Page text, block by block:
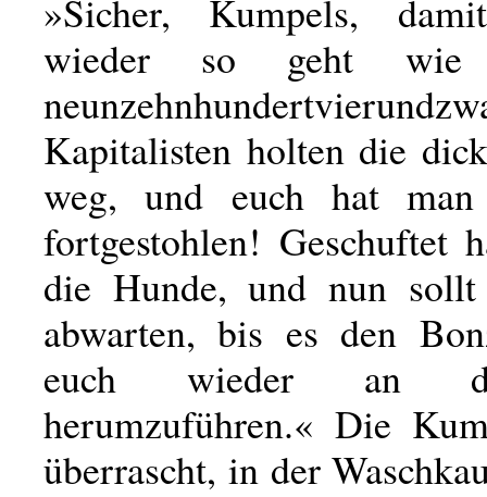
»Sicher, Kumpels,
wieder so geht
Kapitalisten holten die
weg, und euch hat
fortgestohlen! Geschuftet
die Hunde, und nun
abwarten, bis es den
euch wieder an
herumzuführen.« Die
überrascht, in der